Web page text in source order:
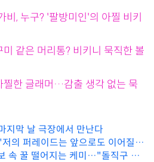
, 누구? '팔방미인'의 아찔 비키
같은 머리통? 비키니 묵직한 볼
찔한 글래머…감출 생각 없는 묵
지막 날 극장에서 만난다
의 퍼레이드는 앞으로도 이어질
속 꿀 떨어지는 케미…"돌직구 매